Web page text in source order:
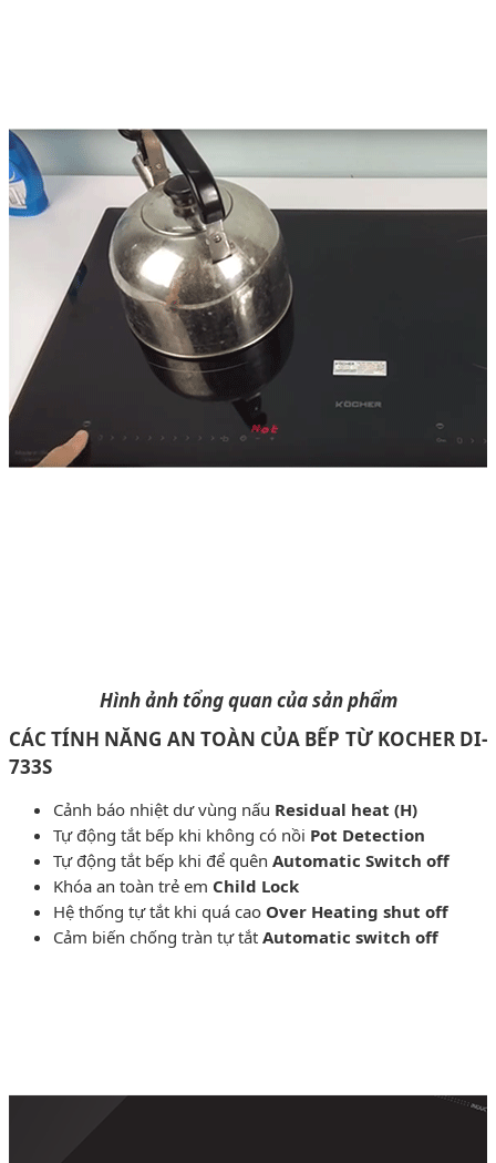
Hình ảnh tổng quan của sản phẩm
CÁC TÍNH NĂNG AN TOÀN CỦA BẾP TỪ KOCHER DI-
733S
Cảnh báo nhiệt dư vùng nấu Residual heat (H)
Tự động tắt bếp khi không có nồi Pot Detection
Tự động tắt bếp khi để quên Automatic Switch off
Khóa an toàn trẻ em Child Lock
Hệ thống tự tắt khi quá cao Over Heating shut off
Cảm biến chống tràn tự tắt Automatic switch off